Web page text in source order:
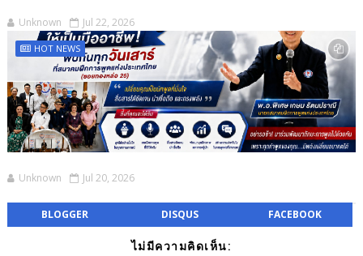
Unknown Jul 22, 2026
HOT NEWS
Unknown Jul 20, 2026
BLOGGER DISQUS FACEBOOK
ไม่มีความคิดเห็น: